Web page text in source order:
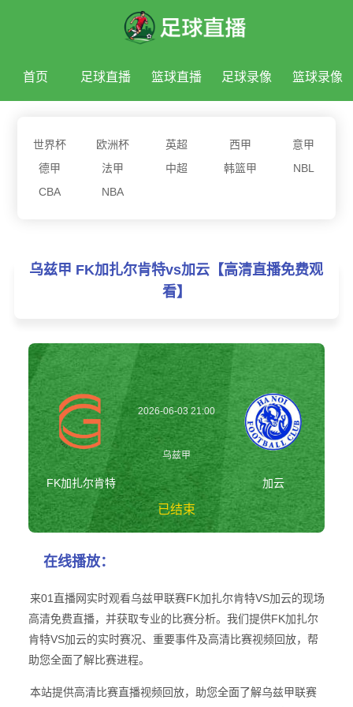
首页 足球直播 篮球直播 足球录像 篮球录像
世界杯 欧洲杯 英超 西甲
意甲
德甲
法甲 中超 韩篮甲
NBL
CBA
NBA
乌兹甲 FK加扎尔肯特vs加云【高清直播免费观
看】
FK加扎尔肯特
2026-06-03 21:00
乌兹甲
已结束
加云
在线播放：
来01直播网实时观看乌兹甲联赛FK加扎尔肯特VS加云的现场
高清免费直播，并获取专业的比赛分析。我们提供FK加扎尔
肯特VS加云的实时赛况、重要事件及高清比赛视频回放，帮
助您全面了解比赛进程。
本站提供高清比赛直播视频回放，助您全面了解乌兹甲联赛